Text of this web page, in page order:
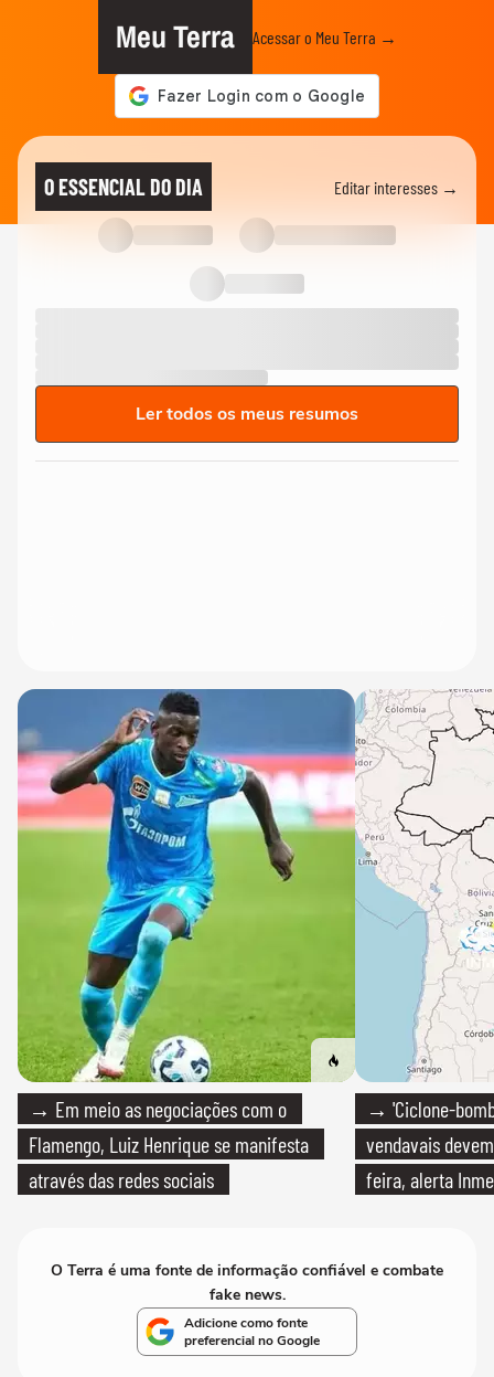
Meu Terra Acessar o Meu Terra →
O ESSENCIAL DO DIA Editar interesses →
Ler todos os meus resumos
→ Em meio as negociações com o
Flamengo, Luiz Henrique se manifesta
através das redes sociais
→ 'Ciclone-
vendavais
feira, alerta
O Terra é uma fonte de informação confiável e combate
fake news.
Adicione como fonte
preferencial no Google